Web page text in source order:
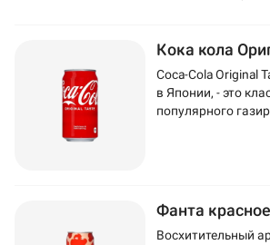
Кока кола
Coca-Cola Original
в Японии, - это
популярного
Фанта
Восхитительный